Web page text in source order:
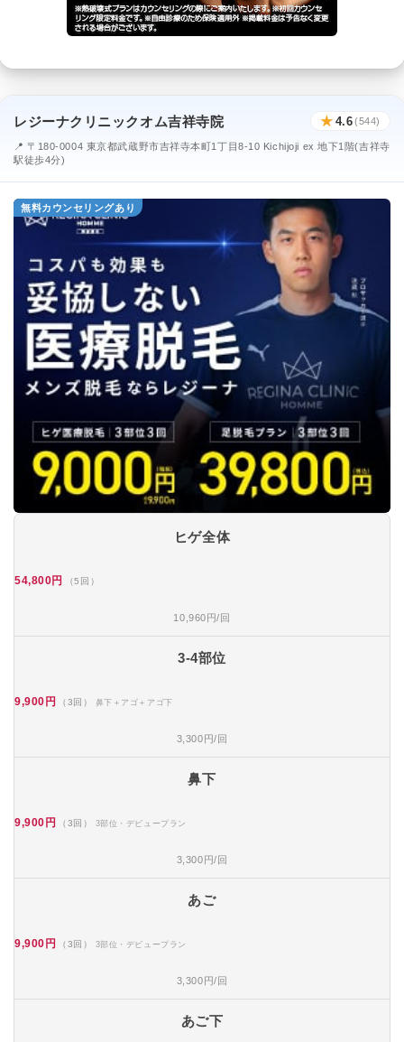
レジーナクリニックオム吉祥寺院 ★ 4.6(544)
📍 〒180-0004 東京都武蔵野市吉祥寺本町1丁目8-10 Kichijoji ex 地下1階(吉祥寺
駅徒歩4分)
無料カウンセリングあり
ヒゲ全体
54,800円 （5回）
10,960円/回
3-4部位
9,900円 （3回） 鼻下＋アゴ＋アゴ下
3,300円/回
鼻下
9,900円 （3回） 3部位・デビュープラン
3,300円/回
あご
9,900円 （3回） 3部位・デビュープラン
3,300円/回
あご下